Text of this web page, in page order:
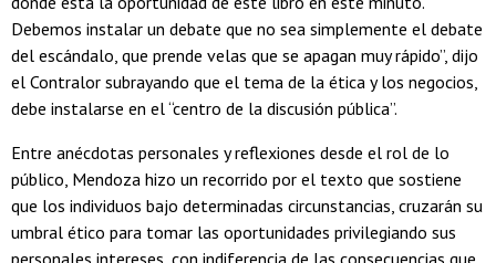
Debemos instalar un debate que no sea simplemente el debate
del escándalo, que prende velas que se apagan muy rápido”, dijo
el Contralor subrayando que el tema de la ética y los negocios,
debe instalarse en el “centro de la discusión pública”.
Entre anécdotas personales y reflexiones desde el rol de lo
público, Mendoza hizo un recorrido por el texto que sostiene
que los individuos bajo determinadas circunstancias, cruzarán su
umbral ético para tomar las oportunidades privilegiando sus
personales intereses, con indiferencia de las consecuencias que